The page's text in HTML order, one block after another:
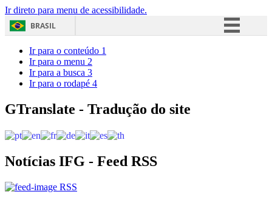
Ir direto para menu de acessibilidade.
BRASIL
Acesso à informação
Ir para o conteúdo 1
Ir para o menu 2
Ir para a busca 3
Ir para o rodapé 4
GTranslate - Tradução do site
Notícias IFG - Feed RSS
RSS